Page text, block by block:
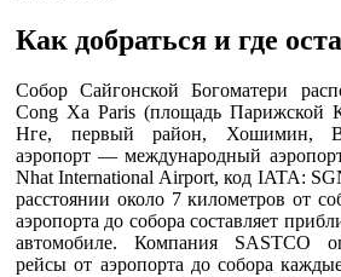
Как добраться и где
Собор Сайгонской Богоматери
Cong Xa Paris (площадь Парижской
Нге, первый район, Хошимин,
аэропорт — международный
Nhat International Airport, код IATA:
расстоянии около 7 километров от
аэропорта до собора составляет
автомобиле. Компания SASTCO
рейсы от аэропорта до собора